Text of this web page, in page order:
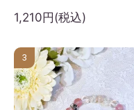
1,210円(税込)
3